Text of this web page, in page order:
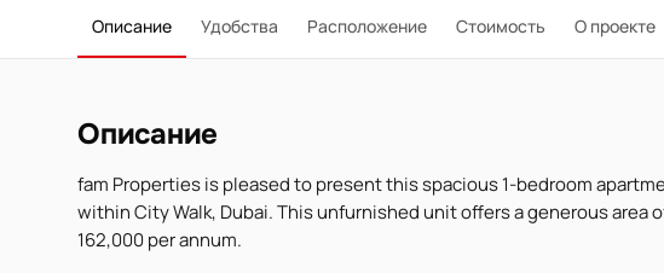
Описание Удобства Расположение Стоимость О проекте
Описание
fam Properties is pleased to present this spacious 1-bedroom
within City Walk, Dubai. This unfurnished unit offers a generous area
162,000 per annum.